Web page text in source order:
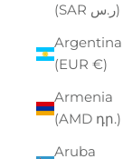
(SAR ر.س)
Argentina
(EUR €)
Armenia
(AMD դր.)
Aruba